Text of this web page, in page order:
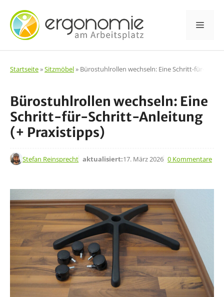
Inhalt
springen
Startseite»Sitzmöbel» Bürostuhlrollen wechseln: Eine Schritt-für-
Bürostuhlrollen wechseln: Eine
Schritt-für-Schritt-Anleitung
(+ Praxistipps)
Stefan Reinsprecht aktualisiert:17. März 2026
23. Jan. 2025 0 Kommentare